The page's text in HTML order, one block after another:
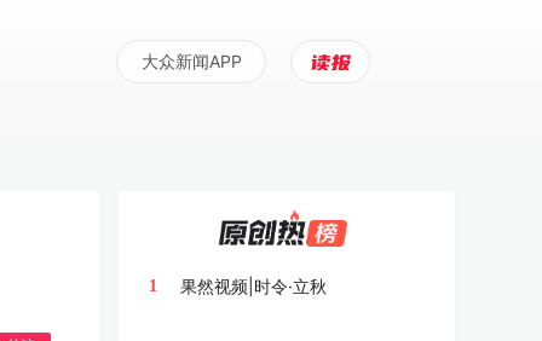
大众新闻APP
1 果然视频|时令·立秋